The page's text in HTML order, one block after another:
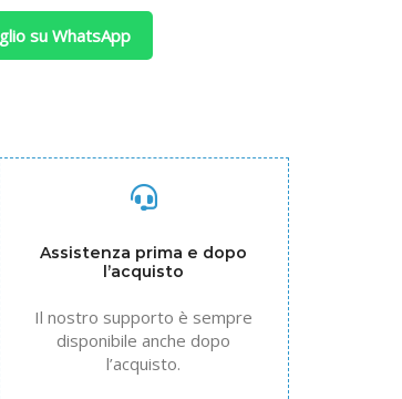
su WhatsApp
Assistenza prima e dopo
l’acquisto
Il nostro supporto è sempre
disponibile anche dopo
l’acquisto.